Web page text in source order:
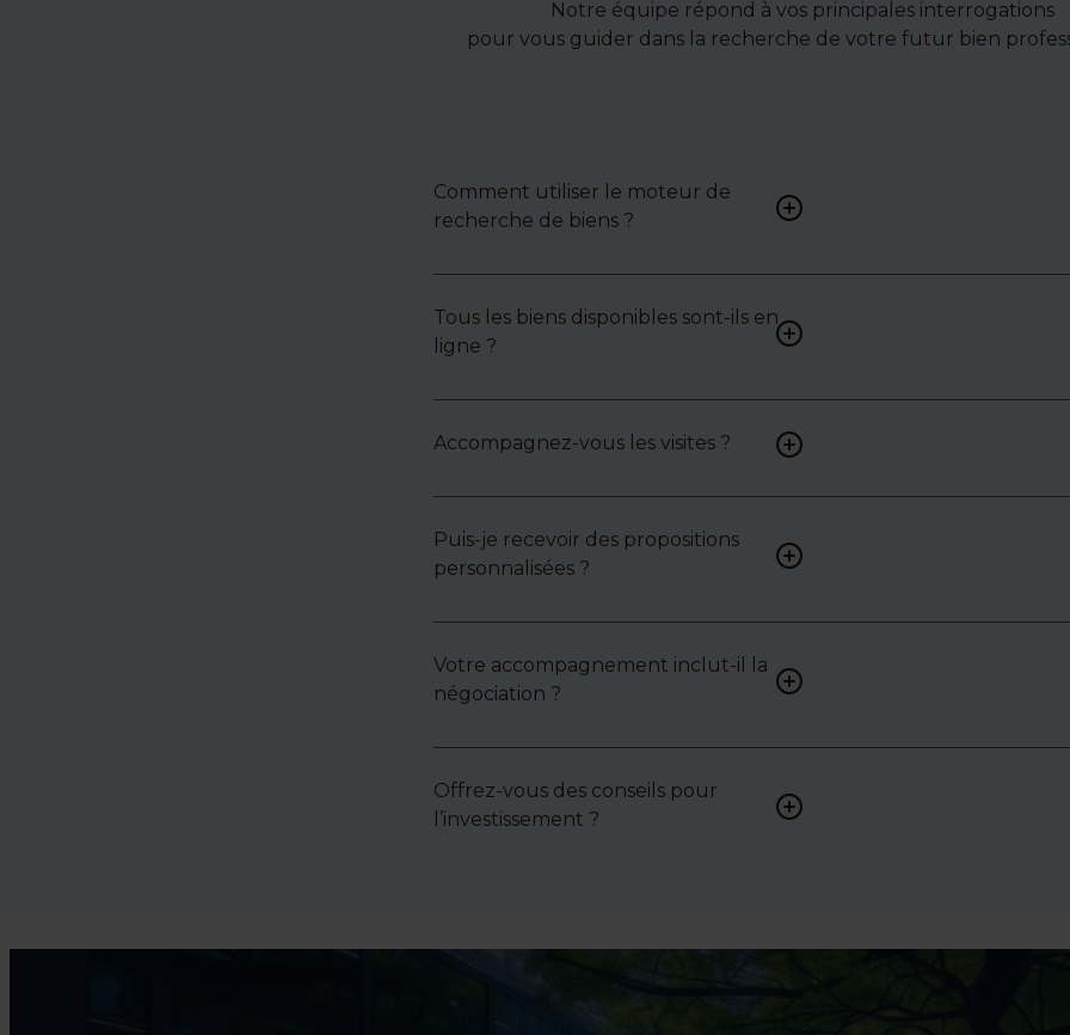
Notre équipe répond à vos principales interrogations
pour vous guider dans la recherche de votre futur bien
Comment utiliser le moteur de
recherche de biens ?
Renseignez vos critères
une liste de biens ciblés.
Tous les biens disponibles sont-ils en
ligne ?
Non. Certains biens sont
: contactez-nous pour y
Accompagnez-vous les visites ?
Oui, nous organisons les
mettons en lumière ses
Puis-je recevoir des propositions
personnalisées ?
Bien sûr. Nos consultants
selon vos attentes et votre
Votre accompagnement inclut-il la
négociation ?
Oui, nous intervenons
bail ou les conditions de
Offrez-vous des conseils pour
l’investissement ?
Absolument. Nous